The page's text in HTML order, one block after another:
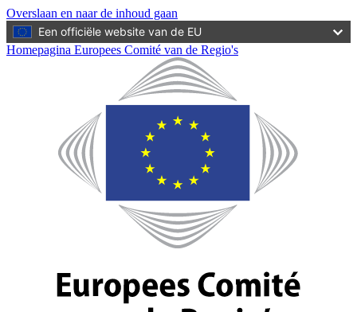
Overslaan en naar de inhoud gaan
Een officiële website van de EU
Homepagina Europees Comité van de Regio's